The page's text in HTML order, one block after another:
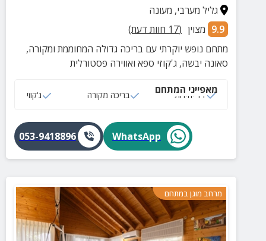
גליל מערבי, מעונה
9.9 מצוין (
17 חוות דעת)
מתחם נופש יוקרתי עם בריכה גדולה המחוממת ומקורה,
סאונה יבשה, ג'קוזי ספא ואווירה פסטורלית
מאפייני המתחם
11 יחידות בריכה מקורה ג‘קוזי
WhatsApp
053-9418896
מרחב מוגן במתחם